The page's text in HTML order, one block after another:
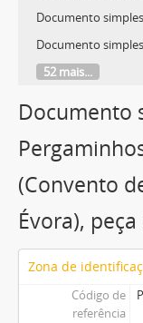
Documento simples
Documento simples
52 mais...
Documento
(Convento
Évora),
Zona de
Código de
referência